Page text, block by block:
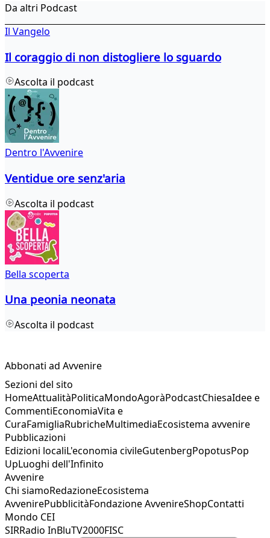
Da altri Podcast
Il Vangelo
Il coraggio di non distogliere lo sguardo
Ascolta il podcast
Dentro l'Avvenire
Ventidue ore senz'aria
Ascolta il podcast
Bella scoperta
Una peonia neonata
Ascolta il podcast
Abbonati ad Avvenire
Sezioni del sito
HomeAttualitàPoliticaMondoAgoràPodcastChiesaIdee e
CommentiEconomiaVita e
CuraFamigliaRubricheMultimediaEcosistema avvenire
Pubblicazioni
Edizioni localiL'economia civileGutenbergPopotusPop
UpLuoghi dell'Infinito
Avvenire
Chi siamoRedazioneEcosistema
AvvenirePubblicitàFondazione AvvenireShopContatti
Mondo CEI
SIRRadio InBluTV2000FISC